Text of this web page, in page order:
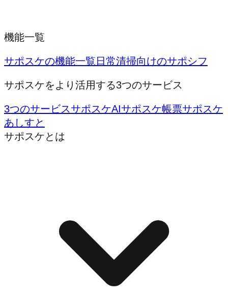
機能一覧
サポスケの機能一覧 日常清掃向けのサポシフ
サポスケをより活用する3つのサービス
3つのサービスサポスケAIサポスケ帳票サポスケ
あしすと
サポスケとは